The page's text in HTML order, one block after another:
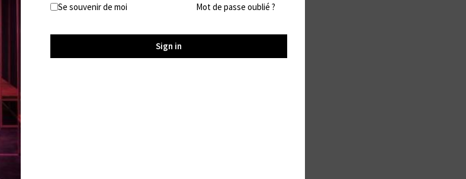
Se souvenir de moi Mot de passe oublié ?
Sign in